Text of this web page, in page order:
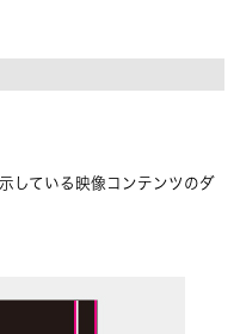
している映像コンテンツのダ